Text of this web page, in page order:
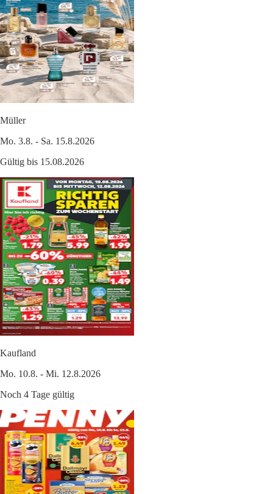
Müller
Mo. 3.8. - Sa. 15.8.2026
Gültig bis 15.08.2026
Kaufland
Mo. 10.8. - Mi. 12.8.2026
Noch 4 Tage gültig